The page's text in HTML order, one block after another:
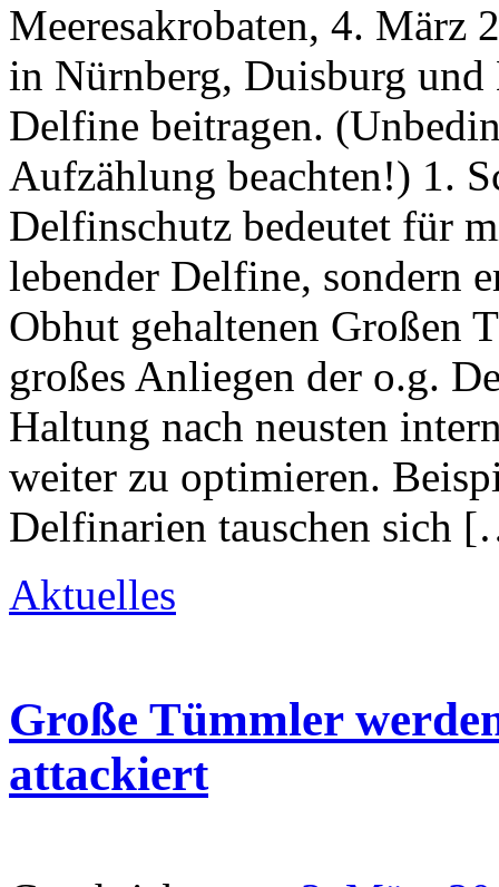
Meeresakrobaten, 4. März
in Nürnberg, Duisburg
Delfine beitragen.
Aufzählung beachten!) 1.
Delfinschutz bedeutet für
lebender Delfine, sondern
Obhut gehaltenen Großen
großes Anliegen der o.g.
Haltung nach neusten
weiter zu optimieren.
Delfinarien tauschen sich
Aktuelles
Große Tümmler
attackiert